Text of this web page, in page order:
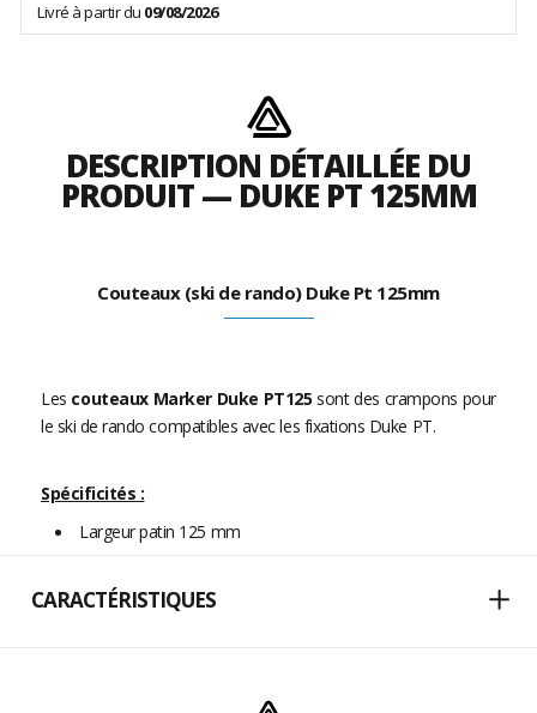
Livré à partir du 09/08/2026
DESCRIPTION DÉTAILLÉE DU
PRODUIT — DUKE PT 125MM
Couteaux (ski de rando) Duke Pt 125mm
Les couteaux Marker Duke PT125 sont des crampons pour
le ski de rando compatibles avec les fixations Duke PT.
Spécificités :
Largeur patin 125 mm
CARACTÉRISTIQUES